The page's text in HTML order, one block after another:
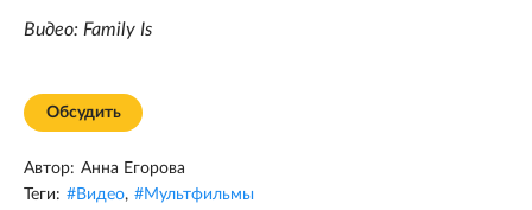
Видео: Family Is
Обсудить
Автор: Анна Егорова
Теги: #Видео, #Мультфильмы